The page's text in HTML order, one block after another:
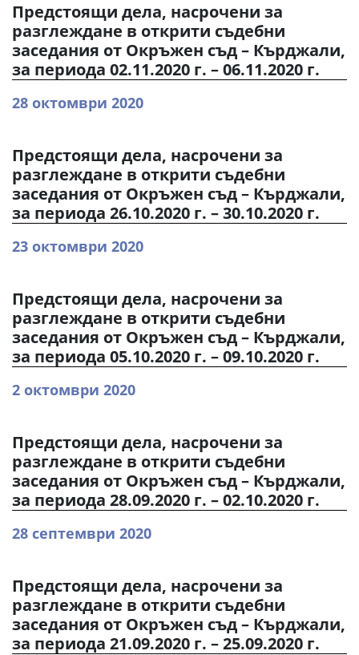
Предстоящи дела, насрочени за
разглеждане в открити съдебни
заседания от Окръжен съд – Кърджали,
за периода 02.11.2020 г. – 06.11.2020 г.
28 октомври 2020
Предстоящи дела, насрочени за
разглеждане в открити съдебни
заседания от Окръжен съд – Кърджали,
за периода 26.10.2020 г. – 30.10.2020 г.
23 октомври 2020
Предстоящи дела, насрочени за
разглеждане в открити съдебни
заседания от Окръжен съд – Кърджали,
за периода 05.10.2020 г. – 09.10.2020 г.
2 октомври 2020
Предстоящи дела, насрочени за
разглеждане в открити съдебни
заседания от Окръжен съд – Кърджали,
за периода 28.09.2020 г. – 02.10.2020 г.
28 септември 2020
Предстоящи дела, насрочени за
разглеждане в открити съдебни
заседания от Окръжен съд – Кърджали,
за периода 21.09.2020 г. – 25.09.2020 г.